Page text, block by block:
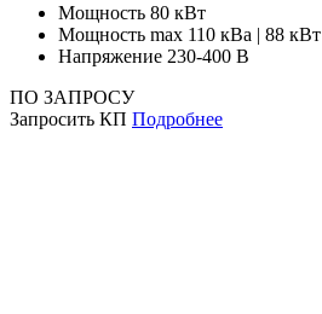
Мощность 80 кВт
Мощность max 110 кВа | 88 кВт
Напряжение 230-400 В
ПО ЗАПРОСУ
Запросить КП Подробнее